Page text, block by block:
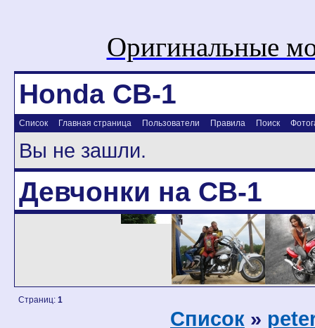
Оригинальные
Honda CB-1
Список Главная страница Пользователи Правила Поиск
Вы не зашли.
Девчонки на CB-1
Страниц: 1
Список »